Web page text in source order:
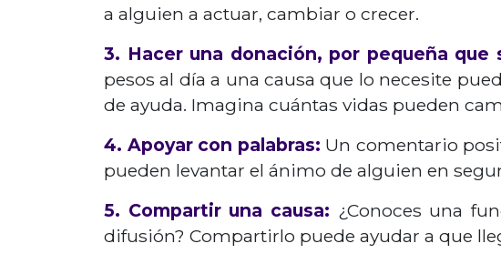
a alguien a actuar, cambiar o crecer.
3. Hacer una donación, por pequeña que
pesos al día a una causa que lo necesite
de ayuda. Imagina cuántas vidas pueden
4. Apoyar con palabras: Un comentario
pueden levantar el ánimo de alguien en
5. Compartir una causa: ¿Conoces una
difusión? Compartirlo puede ayudar a que